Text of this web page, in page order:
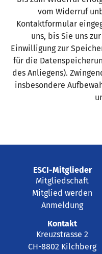
vom Widerruf
Kontaktformular
uns, bis Sie uns
Einwilligung zur
für die
des Anliegens).
insbesondere
Kontakt
Kreuzstrasse 2
CH-8802 Kilchberg
ESCI-Mitglieder
Mitgliedschaft
Mitglied werden
Anmeldung